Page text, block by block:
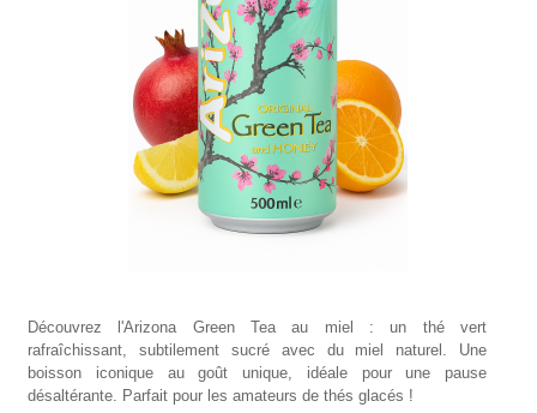
Découvrez l'Arizona Green Tea au miel : un thé vert
rafraîchissant, subtilement sucré avec du miel naturel. Une
boisson iconique au goût unique, idéale pour une pause
désaltérante. Parfait pour les amateurs de thés glacés !